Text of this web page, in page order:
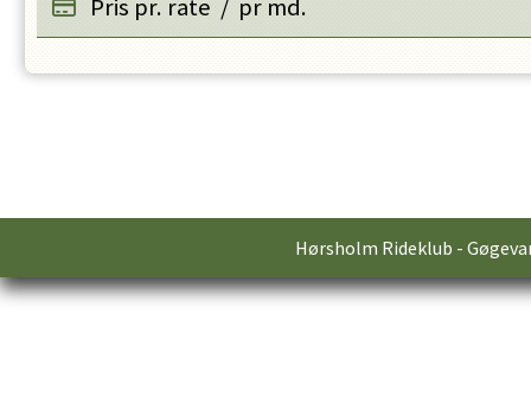
Pris pr. rate / pr md.
Hørsholm Rideklub -